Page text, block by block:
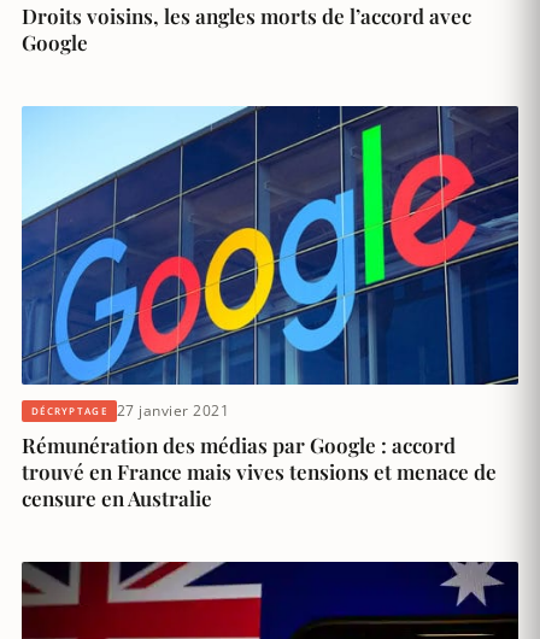
Droits voisins, les angles morts de l’accord avec
Google
DÉCRYPTAGE 27 janvier 2021
Rémunération des médias par Google : accord
trouvé en France mais vives tensions et menace de
censure en Australie